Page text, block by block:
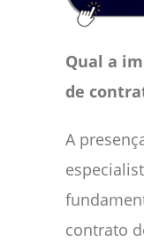
Qual a
de
A
contrato